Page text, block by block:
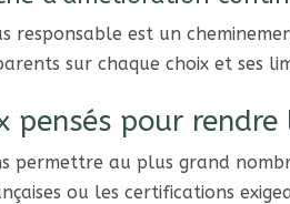
responsable est un
sur chaque choix et ses
pensés pour
permettre au plus grand
ou les certifications